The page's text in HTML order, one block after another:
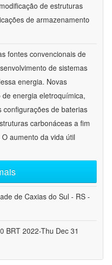
de estruturas
de armazenamento
fontes convencionais de
de sistemas
energia. Novas
energia eletroquímica,
de baterias
carbonáceas a fim
aumento da vida útil
de Caxias do Sul - RS -
BRT 2022-Thu Dec 31